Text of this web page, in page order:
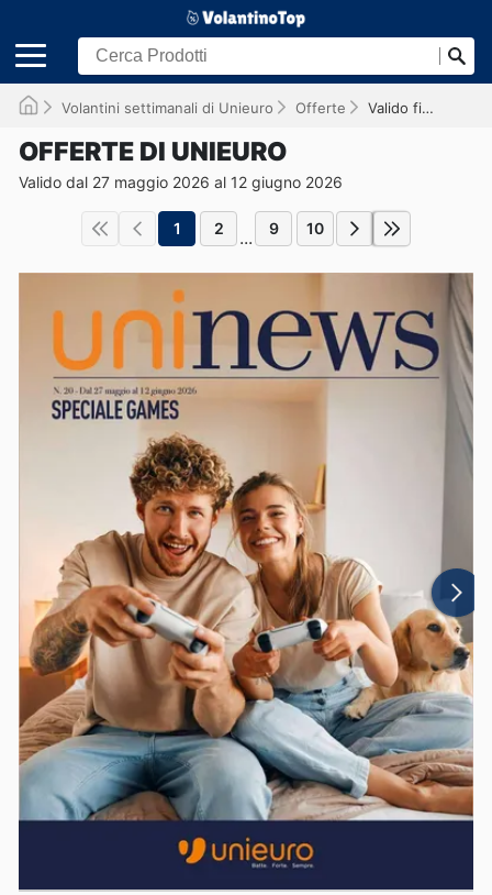
Volantini settimanali di Unieuro Offerte Valido fino al 12/06/2026
OFFERTE DI UNIEURO
Valido dal 27 maggio 2026 al 12 giugno 2026
1 2 ... 9 10